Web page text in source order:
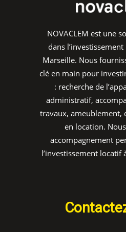
NOVACLEM est une
dans
Marseille. Nous
clé en main pour
: recherche de
administratif,
travaux, ameublement,
en location.
accompagnement
l’investissement